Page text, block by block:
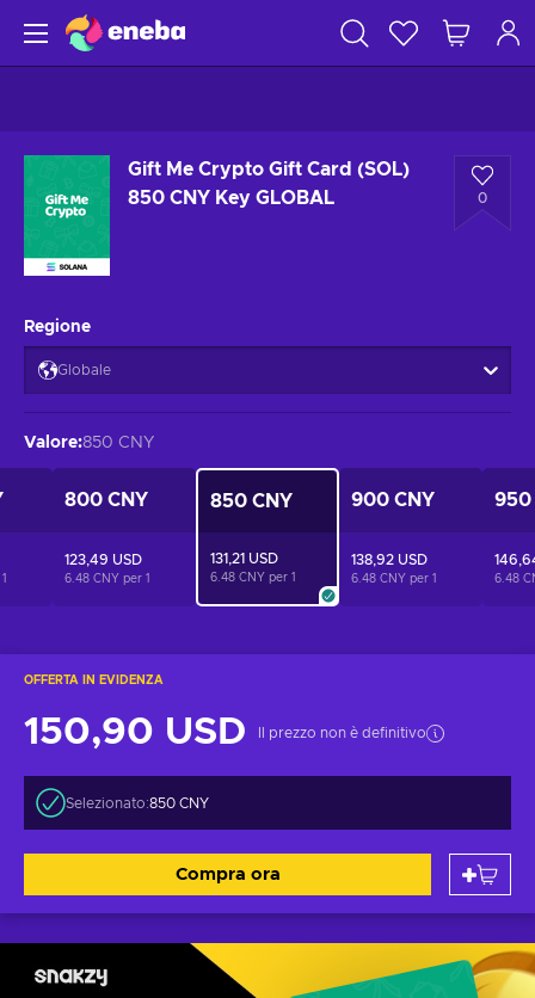
Gift Me Crypto Gift Card (SOL)
850 CNY Key GLOBAL
0
OFFERTA IN EVIDENZA
150,90 USD Il prezzo non è definitivo
Selezionato:850 CNY
Compra ora
Regione
Globale
Valore:850 CNY
1
800 CNY
123,49 USD
6.48 CNY per 1
850 CNY
131,21 USD
6.48 CNY per 1
900 CNY
138,92 USD
6.48 CNY per 1
950
6.48